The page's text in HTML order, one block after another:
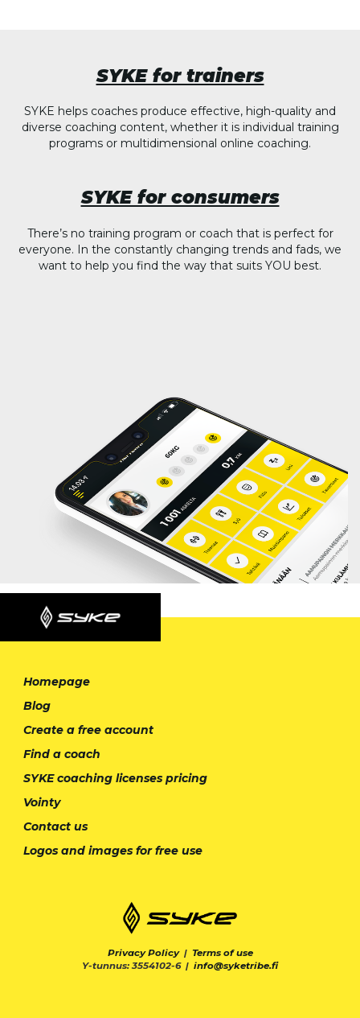
SYKE for trainers
SYKE helps coaches produce effective, high-quality and
diverse coaching content, whether it is individual training
programs or multidimensional online coaching.
SYKE for consumers
There’s no training program or coach that is perfect for
everyone. In the constantly changing trends and fads, we
want to help you find the way that suits YOU best.
Homepage
Blog
Create a free account
Find a coach
SYKE coaching licenses pricing
Vointy
Contact us
Logos and images for free use
Privacy Policy| Terms of use
Y-tunnus: 3554102-6 | info@syketribe.fi